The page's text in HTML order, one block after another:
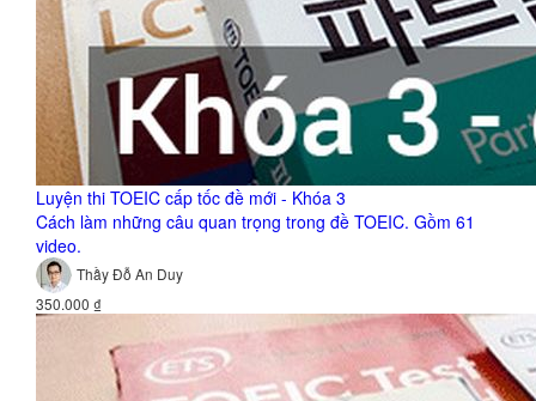
Luyện thi TOEIC cấp tốc đề mới - Khóa 3
Cách làm những câu quan trọng trong đề TOEIC. Gồm 61
video.
Thầy Đỗ An Duy
350.000 ₫